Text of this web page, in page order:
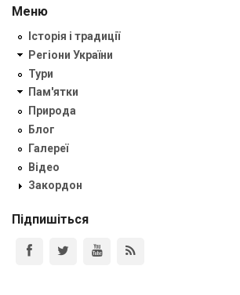
Меню
Історія і традиції
Регіони України
Тури
Пам'ятки
Природа
Блог
Галереї
Відео
Закордон
Підпишіться